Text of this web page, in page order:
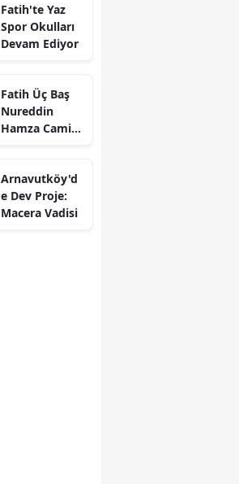
Fatih'te Yaz
Spor Okulları
Devam Ediyor
Fatih Üç Baş
Nureddin
Hamza Camii
Arnavutköy'd
e Dev Proje:
Macera Vadisi